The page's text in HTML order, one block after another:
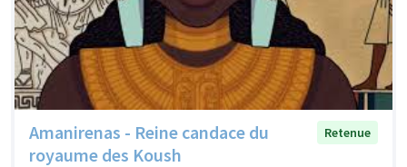
Amanirenas - Reine candace du
royaume des Koush
Retenue